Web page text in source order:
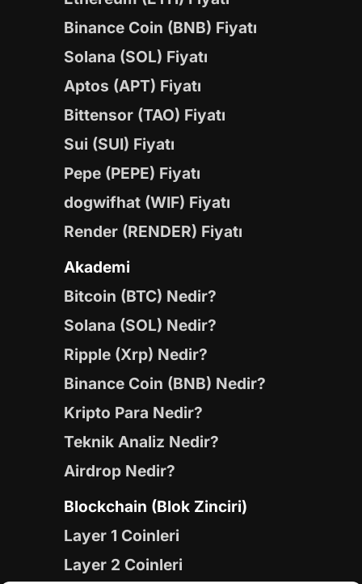
Binance Coin (BNB) Fiyatı
Solana (SOL) Fiyatı
Aptos (APT) Fiyatı
Bittensor (TAO) Fiyatı
Sui (SUI) Fiyatı
Pepe (PEPE) Fiyatı
dogwifhat (WIF) Fiyatı
Render (RENDER) Fiyatı
Akademi
Bitcoin (BTC) Nedir?
Solana (SOL) Nedir?
Ripple (Xrp) Nedir?
Binance Coin (BNB) Nedir?
Kripto Para Nedir?
Teknik Analiz Nedir?
Airdrop Nedir?
Blockchain (Blok Zinciri)
Layer 1 Coinleri
Layer 2 Coinleri